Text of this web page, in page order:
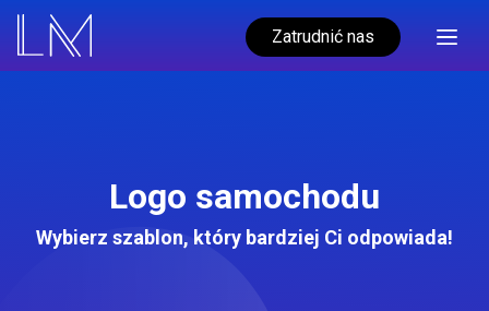
Zatrudnić nas
Logo samochodu
Wybierz szablon, który bardziej Ci odpowiada!